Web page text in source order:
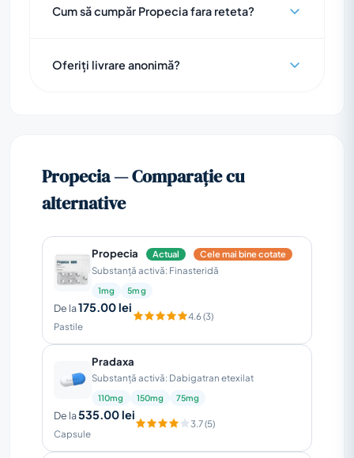
Cum să cumpăr Propecia fara reteta?
Oferiți livrare anonimă?
Propecia — Comparație cu
alternative
Propecia Actual Cele mai bine cotate
Substanță activă: Finasteridă
1mg 5mg
De la175.00 lei
Pastile
4.6 (3)
Pradaxa
Substanță activă: Dabigatran etexilat
110mg 150mg 75mg
De la535.00 lei
Capsule
3.7 (5)